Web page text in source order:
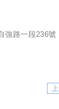
強路一段236號